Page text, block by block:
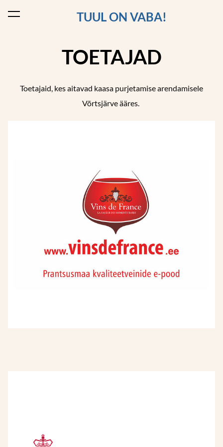
TUUL ON VABA!
lisati ostukorvi. Vaata ostukorvi
TOETAJAD
Toetajaid, kes aitavad kaasa purjetamise arendamisele
Võrtsjärve ääres.